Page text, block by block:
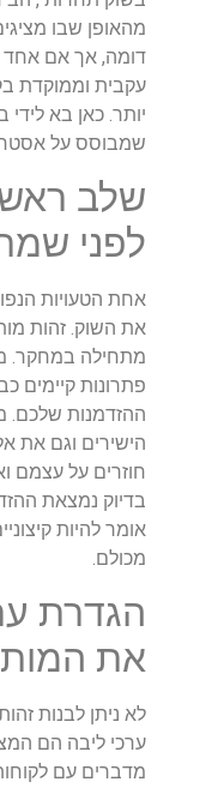
מהאופן שבו
דומה, אך אם אחד
עקבית וממוקדת
יותר כאן בא לידי
שמבוסס על
שלב
לפני
אחת הטעויות
את השוק. זהות
מתחילה במחקר.
פתרונות קיימים
ההזדמנות שלכם.
הישירים וגם את
חוזרים על עצמם
בדיוק נמצאת
אומר להיות
מכולם.
הגדרת
את
לא ניתן לבנות
ערכי ליבה הם
מדברים עם